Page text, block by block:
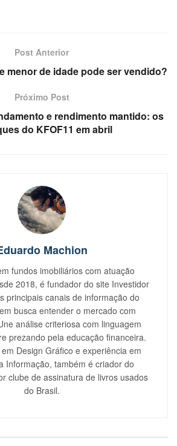
Post Anterior
menor de idade pode ser vendido?
Próximo Post
e rendimento mantido: os
do KFOF11 em abril
Machion
fundos imobiliários com atuação
2018, é fundador do site Investidor
principais canais de informação do
busca entender o mercado com
análise criteriosa com linguagem
prezando pela educação financeira.
Design Gráfico e experiência em
Informação, também é criador do
clube de assinatura de livros usados
do Brasil.